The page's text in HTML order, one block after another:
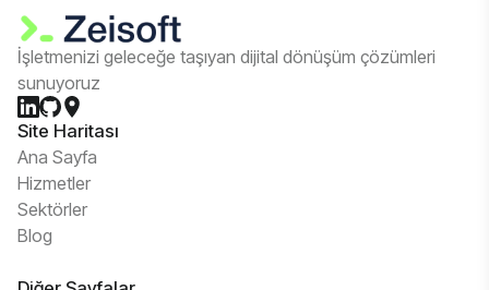
İşletmenizi geleceğe taşıyan dijital dönüşüm çözümleri
sunuyoruz
Site Haritası
Ana Sayfa
Hizmetler
Sektörler
Blog